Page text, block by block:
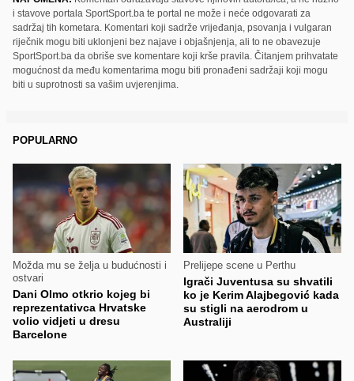
i stavove portala SportSport.ba te portal ne može i neće odgovarati za
sadržaj tih kometara. Komentari koji sadrže vrijeđanja, psovanja i vulgaran
riječnik mogu biti uklonjeni bez najave i objašnjenja, ali to ne obavezuje
SportSport.ba da obriše sve komentare koji krše pravila. Čitanjem prihvatate
mogućnost da među komentarima mogu biti pronađeni sadržaji koji mogu
biti u suprotnosti sa vašim uvjerenjima.
POPULARNO
Možda mu se želja u budućnosti i
ostvari
Dani Olmo otkrio kojeg bi
reprezentativca Hrvatske
volio vidjeti u dresu
Barcelone
Prelijepe scene u Perthu
Igrači Juventusa su shvatili
ko je Kerim Alajbegović kada
su stigli na aerodrom u
Australiji